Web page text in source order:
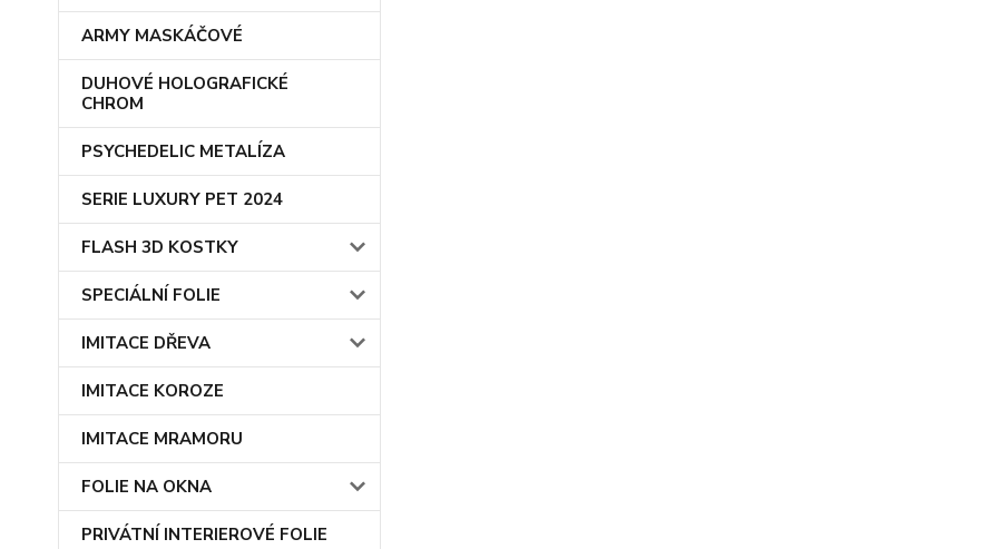
ARMY MASKÁČOVÉ
DUHOVÉ HOLOGRAFICKÉ
CHROM
PSYCHEDELIC METALÍZA
SERIE LUXURY PET 2024
FLASH 3D KOSTKY
SPECIÁLNÍ FOLIE
IMITACE DŘEVA
IMITACE KOROZE
IMITACE MRAMORU
FOLIE NA OKNA
PRIVÁTNÍ INTERIEROVÉ FOLIE